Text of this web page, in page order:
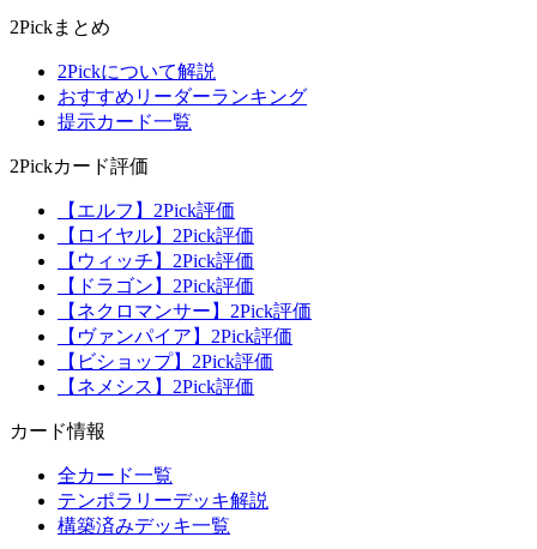
2Pickまとめ
2Pickについて解説
おすすめリーダーランキング
提示カード一覧
2Pickカード評価
【エルフ】2Pick評価
【ロイヤル】2Pick評価
【ウィッチ】2Pick評価
【ドラゴン】2Pick評価
【ネクロマンサー】2Pick評価
【ヴァンパイア】2Pick評価
【ビショップ】2Pick評価
【ネメシス】2Pick評価
カード情報
全カード一覧
テンポラリーデッキ解説
構築済みデッキ一覧